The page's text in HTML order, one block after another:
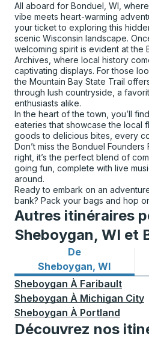
All aboard for Bonduel, WI,
vibe meets heart-warming
your ticket to exploring this
scenic Wisconsin landscape.
welcoming spirit is evident at the
Archives, where local history
captivating displays. For those
the Mountain Bay State Trail
through lush countryside, a
enthusiasts alike.
In the heart of the town, you’ll
eateries that showcase the local
goods to delicious bites, every
Don’t miss the Bonduel Founders
right, it’s the perfect blend of
going fun, complete with live
around.
Ready to embark on an
bank? Pack your bags and hop
Autres itinéraires
Sheboygan, WI et
De
Sheboygan, WI
Itinéraires de bus depuis
Sheboygan À Faribault
Sheboygan À Michigan City
Sheboygan À Portland
Découvrez nos